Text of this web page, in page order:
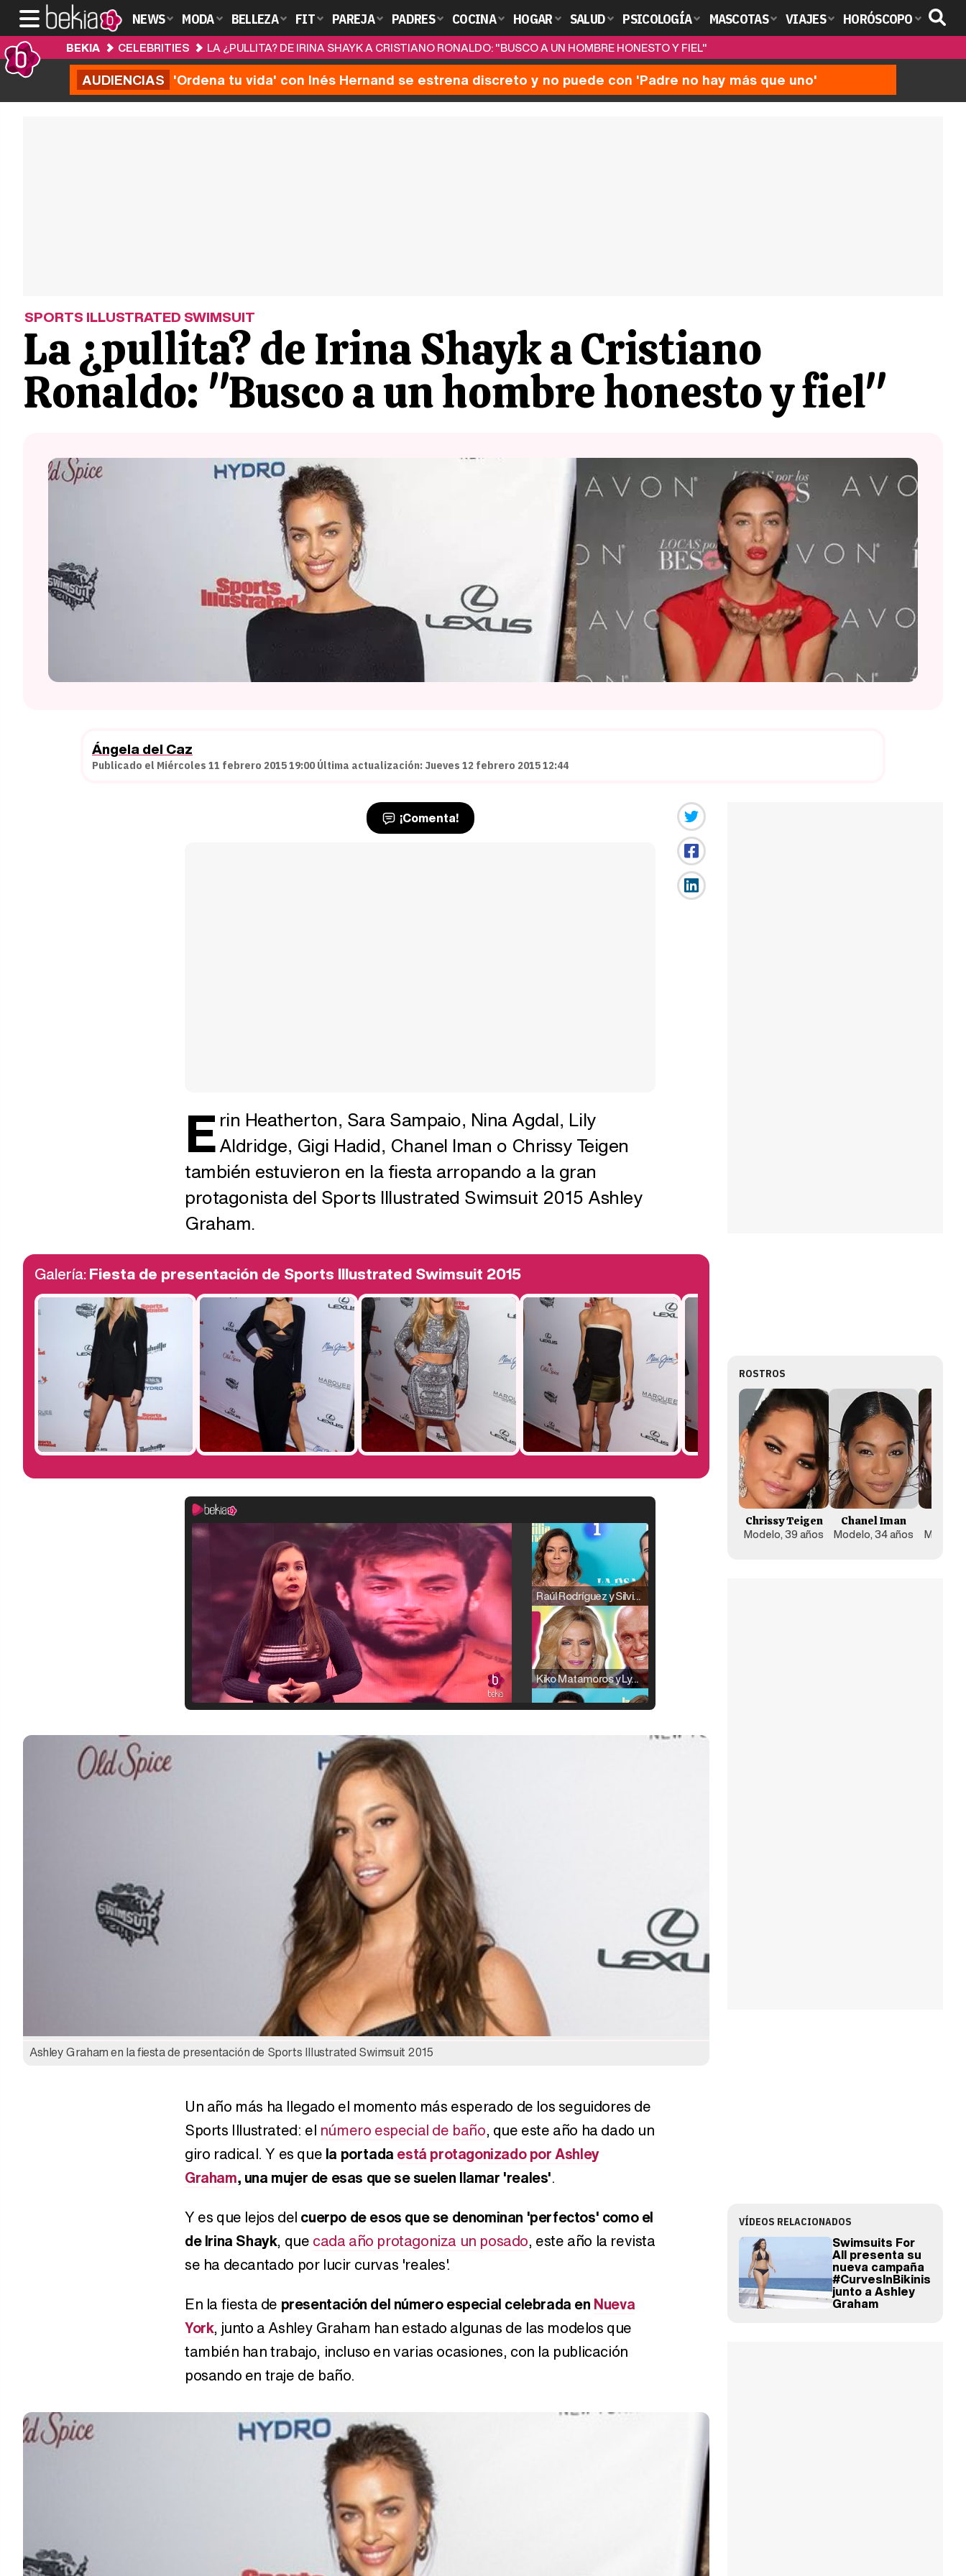
NEWS MODA BELLEZA FIT PAREJA PADRES COCINA HOGAR SALUD PSICOLOGÍA MASCOTAS VIAJES HORÓSCOPO
BEKIA CELEBRITIES LA ¿PULLITA? DE IRINA SHAYK A CRISTIANO RONALDO: "BUSCO A UN HOMBRE HONESTO Y FIEL"
AUDIENCIAS 'Ordena tu vida' con Inés Hernand se estrena discreto y no puede con 'Padre no hay más que uno'
SPORTS ILLUSTRATED SWIMSUIT
La ¿pullita? de Irina Shayk a Cristiano
Ronaldo: "Busco a un hombre honesto y fiel"
Ángela del Caz
Publicado el Miércoles 11 febrero 2015 19:00 Última actualización: Jueves 12 febrero 2015 12:44
¡Comenta!
Erin Heatherton, Sara Sampaio, Nina Agdal, Lily
Aldridge, Gigi Hadid, Chanel Iman o Chrissy Teigen
también estuvieron en la fiesta arropando a la gran
protagonista del Sports Illustrated Swimsuit 2015 Ashley
Graham.
Galería:Fiesta de presentación de Sports Illustrated Swimsuit 2015
Raúl Rodríguez y Silvia Taulés nos cuentan su papel en 'La familia de la tele'
Kiko Matamoros y Lydia Lozano: "Nuestro público es de todas las edades y RTVE tiene un público muy pegado a las novelas, al que tenemos que captar"
Ashley Graham en la fiesta de presentación de Sports Illustrated Swimsuit 2015
Un año más ha llegado el momento más esperado de los seguidores de
Sports Illustrated: el número especial de baño, que este año ha dado un
giro radical. Y es que la portada está protagonizado por Ashley
Graham, una mujer de esas que se suelen llamar 'reales'.
Y es que lejos del cuerpo de esos que se denominan 'perfectos' como el
de Irina Shayk, que cada año protagoniza un posado, este año la revista
se ha decantado por lucir curvas 'reales'.
En la fiesta de presentación del número especial celebrada en Nueva
York, junto a Ashley Graham han estado algunas de las modelos que
también han trabajo, incluso en varias ocasiones, con la publicación
posando en traje de baño.
ROSTROS
Chrissy Teigen
Modelo, 39 años
Chanel Iman
Modelo, 34 años Modelo,
VÍDEOS RELACIONADOS
Swimsuits For
All presenta su
nueva campaña
#CurvesInBikinis
junto a Ashley
Graham